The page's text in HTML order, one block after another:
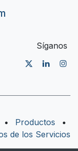
Síganos
• Productos
•
de los Servicios